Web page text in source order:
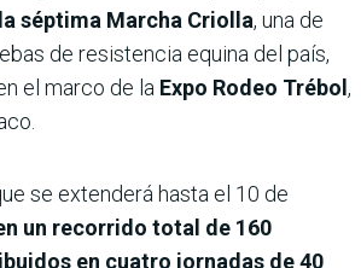
séptima Marcha Criolla, una de
de resistencia equina del país,
el marco de la Expo Rodeo Trébol,
se extenderá hasta el 10 de
un recorrido total de 160
en cuatro jornadas de 40